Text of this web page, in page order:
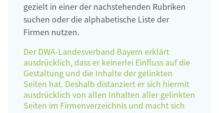
gezielt in einer der nachstehenden Rubriken
suchen oder die alphabetische Liste der
Firmen nutzen.
Der DWA-Landesverband Bayern erklärt
ausdrücklich, dass er keinerlei Einfluss auf die
Gestaltung und die Inhalte der gelinkten
Seiten hat. Deshalb distanziert er sich hiermit
ausdrücklich von allen Inhalten aller gelinkten
Seiten im Firmenverzeichnis und macht sich